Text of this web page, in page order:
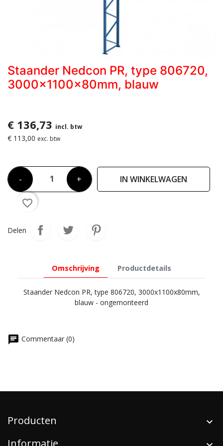
Staander Nedcon PR, type 806720,
3000x1100x80mm, blauw
€ 136,73 incl. btw
€ 113,00 exc. btw
- + IN WINKELWAGEN
favorite_border
Delen
Omschrijving Productdetails
Staander Nedcon PR, type 806720, 3000x1100x80mm,
blauw - ongemonteerd
chat Commentaar (0)
Producten
Informatie